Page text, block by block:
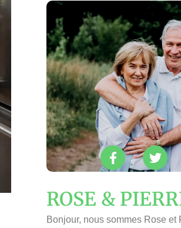
ROSE &
Bonjour, nous sommes Rose et